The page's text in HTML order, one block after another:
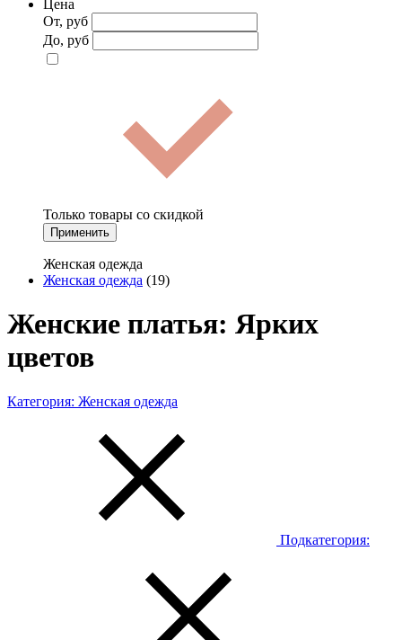
Цена
От, руб
До, руб
Только товары со скидкой
Применить
Женская одежда
Женская одежда (19)
Женские платья: Ярких
цветов
Категория: Женская одежда
Подкатегория: